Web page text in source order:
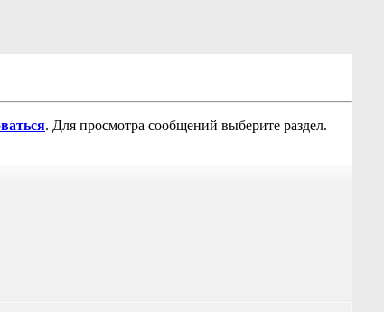
. Для просмотра сообщений выберите раздел.